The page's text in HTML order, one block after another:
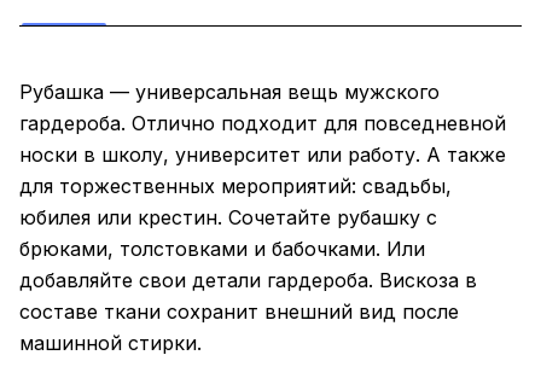
Рубашка — универсальная вещь мужского
гардероба. Отлично подходит для повседневной
носки в школу, университет или работу. А также
для торжественных мероприятий: свадьбы,
юбилея или крестин. Сочетайте рубашку с
брюками, толстовками и бабочками. Или
добавляйте свои детали гардероба. Вискоза в
составе ткани сохранит внешний вид после
машинной стирки.